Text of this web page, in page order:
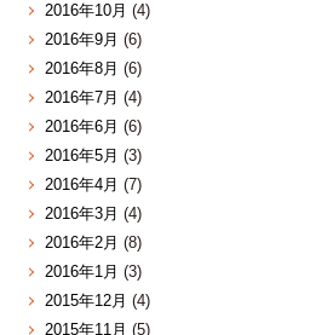
2016年10月 (4)
2016年9月 (6)
2016年8月 (6)
2016年7月 (4)
2016年6月 (6)
2016年5月 (3)
2016年4月 (7)
2016年3月 (4)
2016年2月 (8)
2016年1月 (3)
2015年12月 (4)
2015年11月 (5)